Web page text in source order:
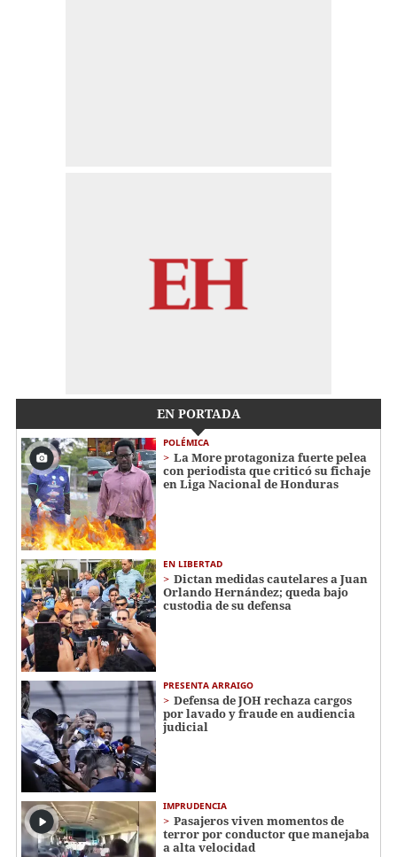
EN PORTADA
POLÉMICA
La More protagoniza fuerte pelea
con periodista que criticó su fichaje
en Liga Nacional de Honduras
EN LIBERTAD
Dictan medidas cautelares a Juan
Orlando Hernández; queda bajo
custodia de su defensa
PRESENTA ARRAIGO
Defensa de JOH rechaza cargos
por lavado y fraude en audiencia
judicial
IMPRUDENCIA
Pasajeros viven momentos de
terror por conductor que manejaba
a alta velocidad